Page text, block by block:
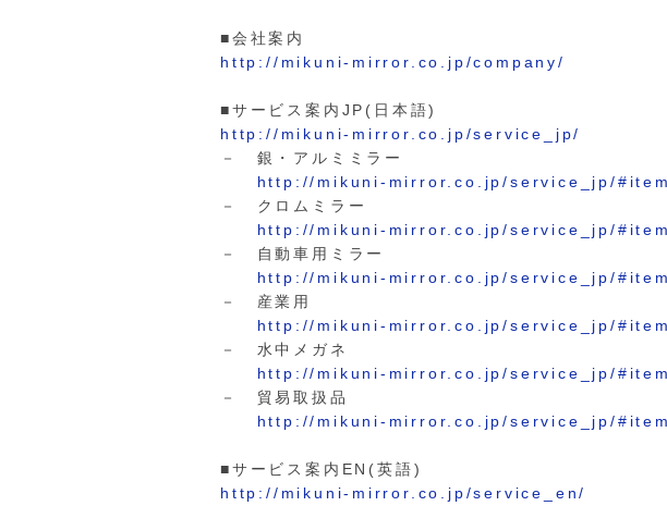
■会社案内
http://mikuni-mirror.co.jp/company/
■サービス案内JP(日本語)
http://mikuni-mirror.co.jp/service_jp/
－ 銀・アルミミラー
http://mikuni-mirror.co.jp/service_jp/
－ クロムミラー
http://mikuni-mirror.co.jp/service_jp/
－ 自動車用ミラー
http://mikuni-mirror.co.jp/service_jp/
－ 産業用
http://mikuni-mirror.co.jp/service_jp/
－ 水中メガネ
http://mikuni-mirror.co.jp/service_jp/
－ 貿易取扱品
http://mikuni-mirror.co.jp/service_jp/
■サービス案内EN(英語)
http://mikuni-mirror.co.jp/service_en/